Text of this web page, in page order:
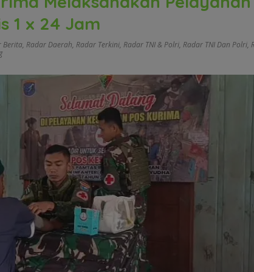
1 x 24 Jam
Berita, Radar Daerah, Radar Terkini, Radar TNI & Polri, Radar TNI Dan Polri,